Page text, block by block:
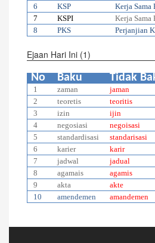
6
KSP
Kerja Sama
7
KSPI
Kerja Sama
8
PKS Perjanjian
Ejaan Hari Ini (1)
No
Baku Tidak
1 zaman
jaman
2
teoretis
teoritis
3
izin
ijin
4
negosiasi
negoisasi
5
standardisasi
standarisasi
6
karier
karir
7
jadwal
jadual
8
agamais
agamis
9
akta
akte
10
amendemen amandemen